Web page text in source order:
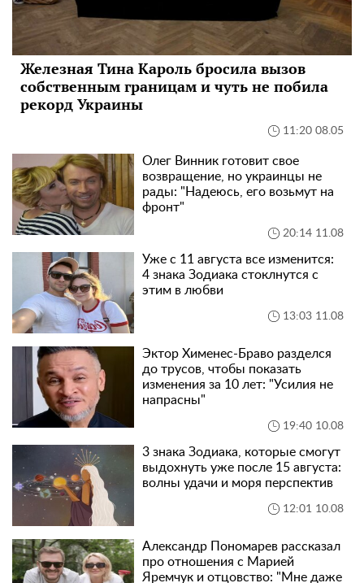
Железная Тина Кароль бросила вызов
собственным границам и чуть не побила
рекорд Украины
11:20 08.05
Олег Винник готовит свое
возвращение, но украинцы не
рады: "Надеюсь, его возьмут на
фронт"
20:14 11.08
Уже с 11 августа все изменится:
4 знака Зодиака стоклнутся с
этим в любви
13:03 11.08
Эктор Хименес-Браво разделся
до трусов, чтобы показать
изменения за 10 лет: "Усилия не
напрасны"
19:40 10.08
3 знака Зодиака, которые смогут
выдохнуть уже после 15 августа:
волны удачи и моря перспектив
12:01 10.08
Александр Пономарев рассказал
про отношения с Марией
Яремчук и отцовство: "Мне даже